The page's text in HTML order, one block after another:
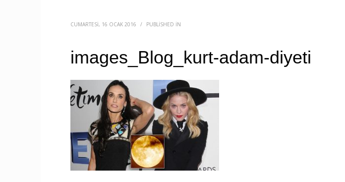
CUMARTESI, 16 OCAK 2016 / PUBLISHED IN
images_Blog_kurt-adam-diyeti